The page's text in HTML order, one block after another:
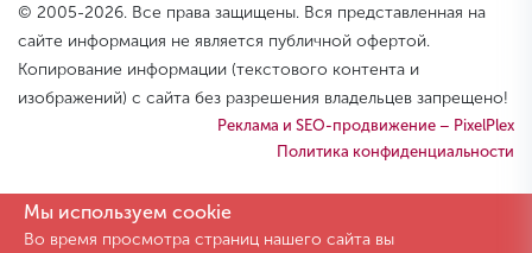
© 2005-2026. Все права защищены. Вся представленная на
сайте информация не является публичной офертой.
Копирование информации (текстового контента и
изображений) с сайта без разрешения владельцев запрещено!
Реклама и SEO-продвижение – PixelPlex
Политика конфиденциальности
Мы используем cookie
Во время просмотра страниц нашего сайта вы